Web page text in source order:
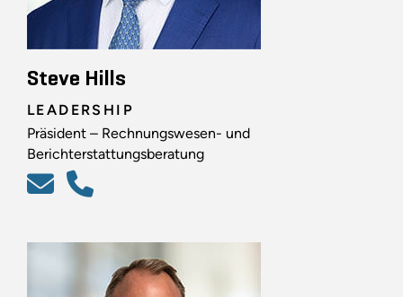
Steve Hills
LEADERSHIP
Präsident – Rechnungswesen- und
Berichterstattungsberatung